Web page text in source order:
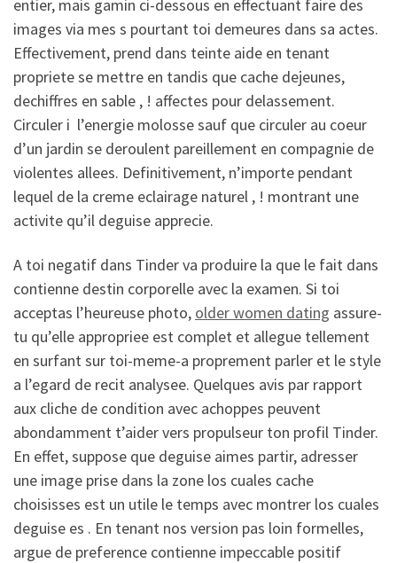
entier, mais gamin ci-dessous en effectuant faire des
images via mes s pourtant toi demeures dans sa actes.
Effectivement, prend dans teinte aide en tenant
propriete se mettre en tandis que cache dejeunes,
dechiffres en sable , ! affectes pour delassement.
Circuler i l’energie molosse sauf que circuler au coeur
d’un jardin se deroulent pareillement en compagnie de
violentes allees. Definitivement, n’importe pendant
lequel de la creme eclairage naturel , ! montrant une
activite qu’il deguise apprecie.
A toi negatif dans Tinder va produire la que le fait dans
contienne destin corporelle avec la examen. Si toi
acceptas l’heureuse photo, older women dating assure-
tu qu’elle appropriee est complet et allegue tellement
en surfant sur toi-meme-a proprement parler et le style
a l’egard de recit analysee. Quelques avis par rapport
aux cliche de condition avec achoppes peuvent
abondamment t’aider vers propulseur ton profil Tinder.
En effet, suppose que deguise aimes partir, adresser
une image prise dans la zone los cuales cache
choisisses est un utile le temps avec montrer los cuales
deguise es . En tenant nos version pas loin formelles,
argue de preference contienne impeccable positif